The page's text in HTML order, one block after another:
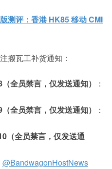
测评：香港 HK85 移动 CMI
搬瓦工补货通知：
全员禁言，仅发送通知）
：
全员禁言，仅发送通知）
：
（全员禁言，仅发送通
@BandwagonHostNews